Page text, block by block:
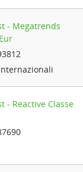
- Megatrends
- Reactive Classe